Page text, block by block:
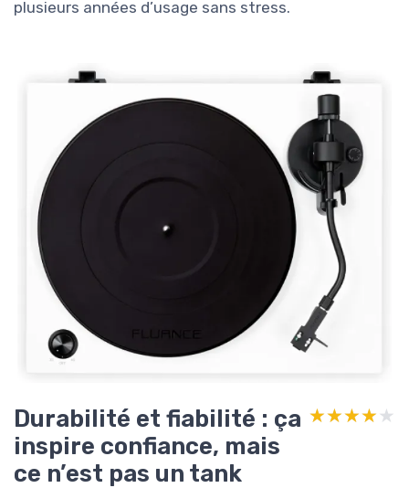
plusieurs années d’usage sans stress.
Durabilité et fiabilité : ça
inspire confiance, mais
ce n’est pas un tank
★★★★★
★★★★★